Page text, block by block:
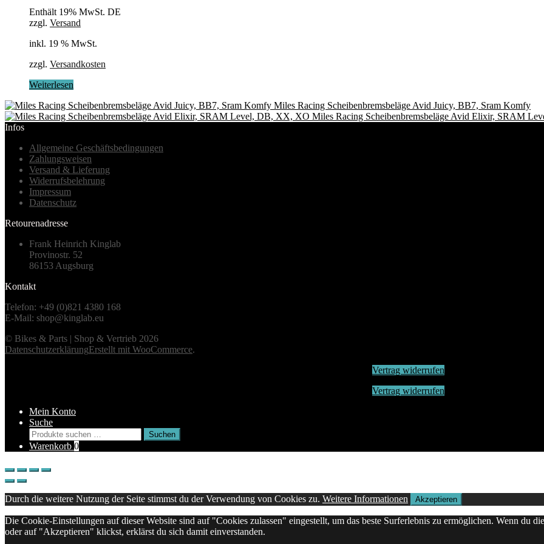
Enthält 19% MwSt. DE
zzgl. Versand
inkl. 19 % MwSt.
zzgl. Versandkosten
Weiterlesen
Miles Racing Scheibenbremsbeläge Avid Juicy, BB7, Sram Komfy
Miles Racing Scheibenbremsbeläge Avid Elixir, SRAM
Infos
Allgemeine Geschäftsbedingungen
Zahlungsweisen
Versand & Lieferung
Widerrufsbelehrung
Impressum
Datenschutz
Retourenadresse
Frank Heinrich Kinglab
Provinostr. 52
86153 Augsburg
Kontakt
Telefon: +49 (0)821 4380 168
E-Mail: shop@kinglab.eu
© Bikes & Parts | Shop & Vertrieb 2026
DatenschutzerklärungErstellt mit WooCommerce.
Vertrag widerrufen
Vertrag widerrufen
Mein Konto
Suche
Suchen
nach:
Suchen
Warenkorb 0
Durch die weitere Nutzung der Seite stimmst du der Verwendung von Cookies zu. Weitere Informationen Akzeptieren
Die Cookie-Einstellungen auf dieser Website sind auf "Cookies zulassen" eingestellt, um das beste Surferlebnis zu ermöglichen. Wenn du
oder auf "Akzeptieren" klickst, erklärst du sich damit einverstanden.